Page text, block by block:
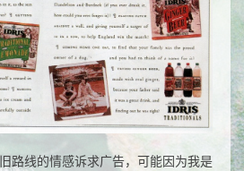
路线的情感诉求广告，可能因为我是